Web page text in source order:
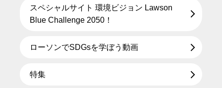
スペシャルサイト 環境ビジョン Lawson
Blue Challenge 2050！
ローソンでSDGsを学ぼう動画
特集